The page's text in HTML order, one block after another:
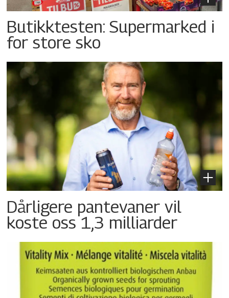
Butikktesten: Supermarked i
for store sko
Dårligere pantevaner vil
koste oss 1,3 milliarder